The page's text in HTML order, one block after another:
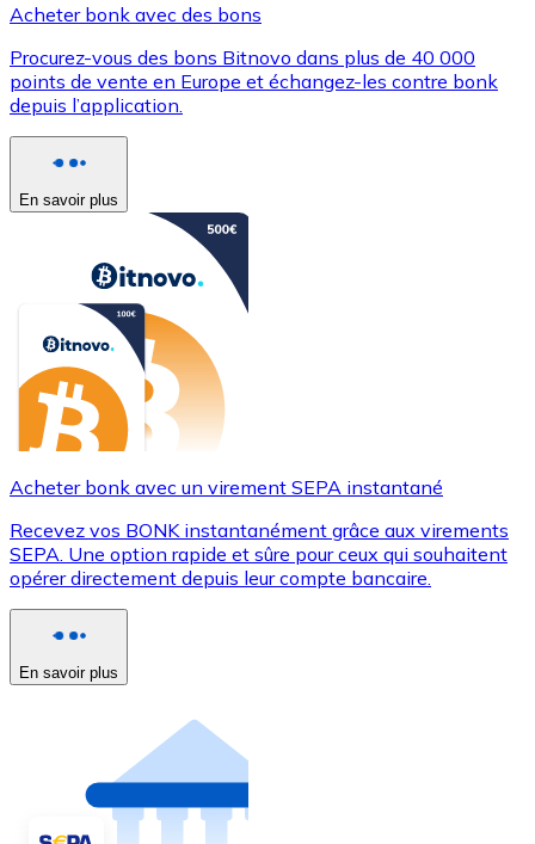
Acheter bonk avec des bons
Procurez-vous des bons Bitnovo dans plus de 40 000
points de vente en Europe et échangez-les contre bonk
depuis l’application.
En savoir plus
Acheter bonk avec un virement SEPA instantané
Recevez vos BONK instantanément grâce aux virements
SEPA. Une option rapide et sûre pour ceux qui souhaitent
opérer directement depuis leur compte bancaire.
En savoir plus